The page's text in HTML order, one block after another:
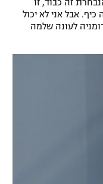
זה כבוד, זו
אבל אני לא יכול
לעונה שלמה